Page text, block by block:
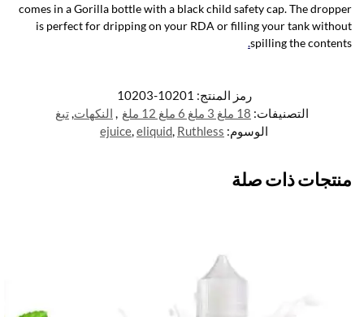
comes in a Gorilla bottle with a black child safety cap. The dropper
is perfect for dripping on your RDA or filling your tank without
spilling the contents
.
رمز المنتج: 10201-10203
التصنيفات: 18 ملغ 3 ملغ 6 ملغ 12 ملغ , النكهات,تبغ
الوسوم:
ejuice,eliquid, Ruthless
منتجات ذات صلة